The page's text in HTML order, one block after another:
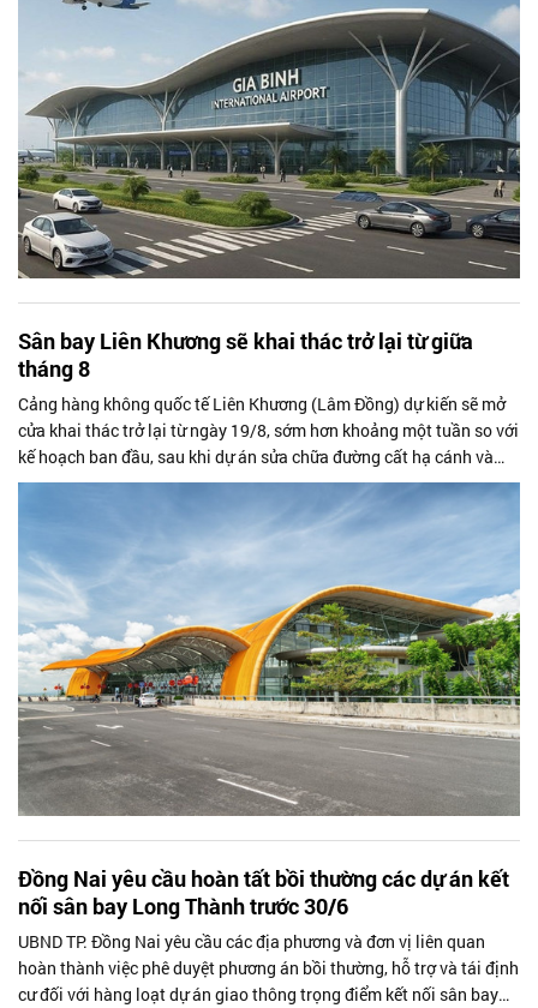
Sân bay Liên Khương sẽ khai thác trở lại từ giữa
tháng 8
Cảng hàng không quốc tế Liên Khương (Lâm Đồng) dự kiến sẽ mở
cửa khai thác trở lại từ ngày 19/8, sớm hơn khoảng một tuần so với
kế hoạch ban đầu, sau khi dự án sửa chữa đường cất hạ cánh và
đường lăn đạt tiến độ khả quan. Nếu được cơ quan quản lý chấp
thuận, việc nối lại hoạt động sẽ góp phần đáp ứng nhu cầu đi lại và
du lịch trong dịp cao điểm cuối mùa hè và lễ Quốc khánh 2/9.
Đồng Nai yêu cầu hoàn tất bồi thường các dự án kết
nối sân bay Long Thành trước 30/6
UBND TP. Đồng Nai yêu cầu các địa phương và đơn vị liên quan
hoàn thành việc phê duyệt phương án bồi thường, hỗ trợ và tái định
cư đối với hàng loạt dự án giao thông trọng điểm kết nối sân bay